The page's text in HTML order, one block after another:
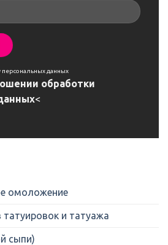
данных
обработки
<
омоложение
татуировок и татуажа
сыпи)